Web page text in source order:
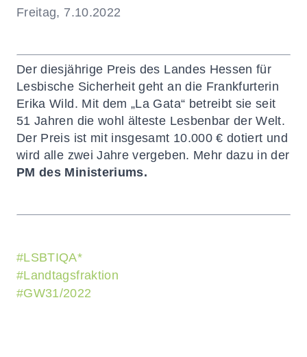
Freitag, 7.10.2022
Der diesjährige Preis des Landes Hessen für
Lesbische Sicherheit geht an die Frankfurterin
Erika Wild. Mit dem „La Gata“ betreibt sie seit
51 Jahren die wohl älteste Lesbenbar der Welt.
Der Preis ist mit insgesamt 10.000 € dotiert und
wird alle zwei Jahre vergeben. Mehr dazu in der
PM des Ministeriums.
#LSBTIQA*
#Landtagsfraktion
#GW31/2022